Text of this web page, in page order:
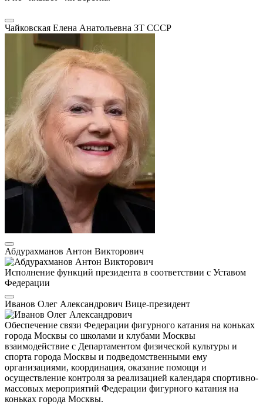
Чайковская Елена Анатольевна ЗТ СССР
Абдурахманов Антон Викторович
Исполнение функций президента в соответствии с Уставом
Федерации
Иванов Олег Александрович Вице-президент
Обеспечение связи Федерации фигурного катания на коньках
города Москвы со школами и клубами Москвы
взаимодействие с Департаментом физической культуры и
спорта города Москвы и подведомственными ему
организациями, координация, оказание помощи и
осуществление контроля за реализацией календаря спортивно-
массовых мероприятий Федерации фигурного катания на
коньках города Москвы.